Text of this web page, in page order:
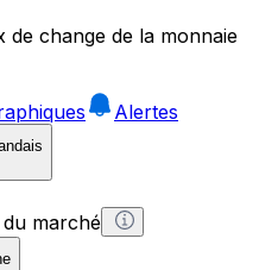
de change de la monnaie
Alertes
marché